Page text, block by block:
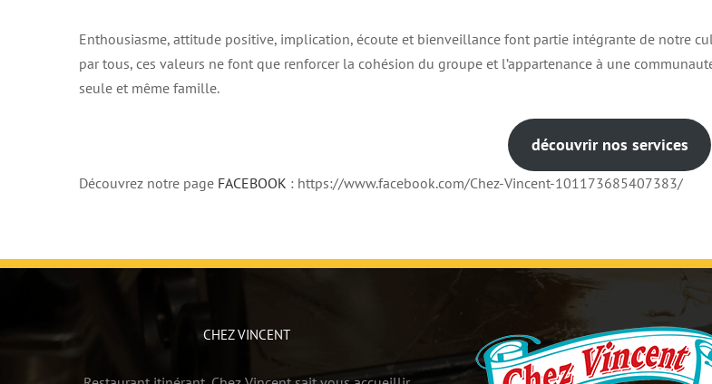
Enthousiasme, attitude positive, implication, écoute et bienveillance font partie intégrante de notre
par tous, ces valeurs ne font que renforcer la cohésion du groupe et l’appartenance à une
seule et même famille.
découvrir nos services
Découvrez notre page FACEBOOK : https://www.facebook.com/Chez-Vincent-101173685407383/
CHEZ VINCENT